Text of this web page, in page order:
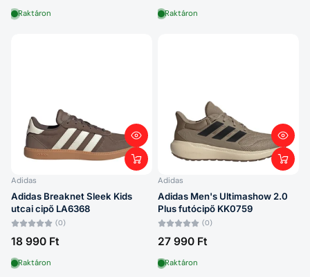
Raktáron Raktáron
Adidas
Adidas Breaknet Sleek Kids
utcai cipő LA6368
(0)
18 990 Ft
Raktáron
Adidas
Adidas Men's Ultimashow 2.0
Plus futócipő KK0759
(0)
27 990 Ft
Raktáron